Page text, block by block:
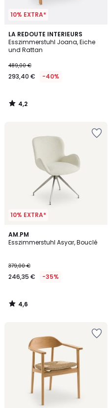
10% EXTRA*
LA REDOUTE INTERIEURS
Esszimmerstuhl Joana, Eiche
und Rattan
489,00 €
293,40 € -40%
4,2
/ 5
4,2
/
10% EXTRA*
AM.PM
Esszimmerstuhl Asyar, Bouclé
379,00 €
246,35 € -35%
4,6
/ 5
4,6
/